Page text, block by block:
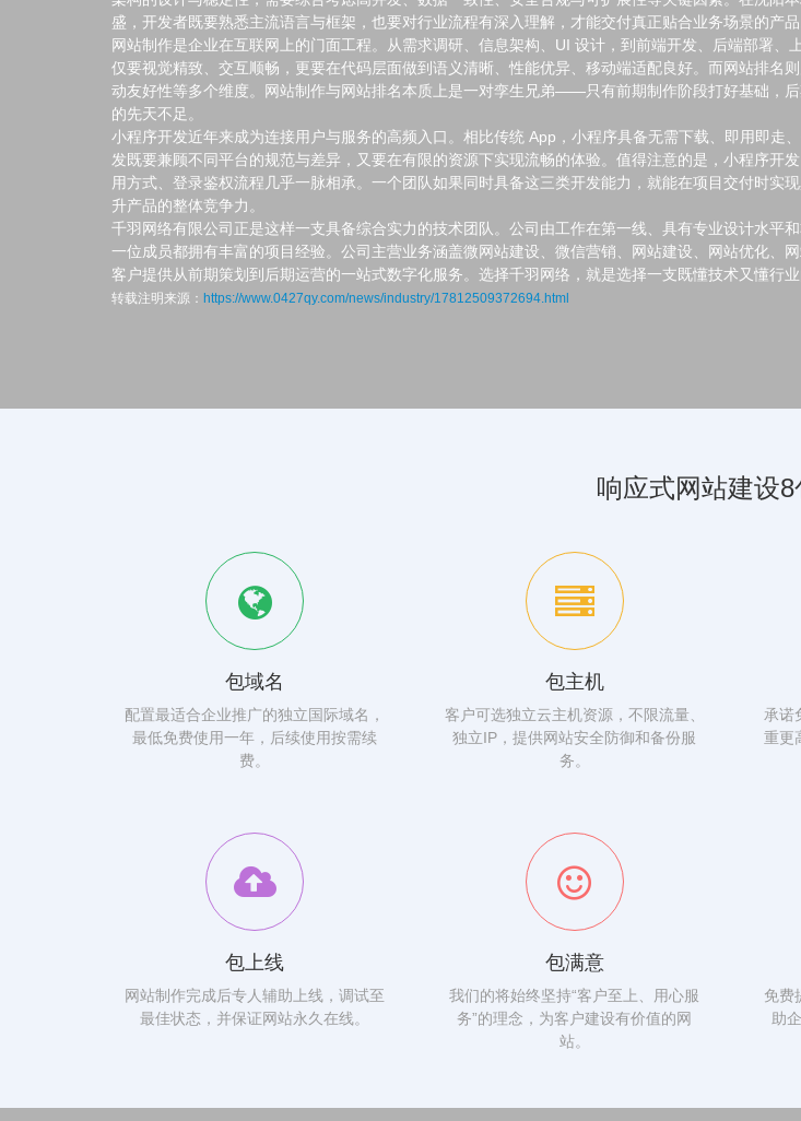
盛，开发者既要熟悉主流语言与框架，也要对行业流程有深入理解，才能交付真正贴合业务场景的产品
网站制作是企业在互联网上的门面工程。从需求调研、信息架构、UI 设计，到前端开发、后端部署
仅要视觉精致、交互顺畅，更要在代码层面做到语义清晰、性能优异、移动端适配良好。而网站排名
动友好性等多个维度。网站制作与网站排名本质上是一对孪生兄弟——只有前期制作阶段打好基础，
的先天不足。
小程序开发近年来成为连接用户与服务的高频入口。相比传统 App，小程序具备无需下载、即用即
发既要兼顾不同平台的规范与差异，又要在有限的资源下实现流畅的体验。值得注意的是，小程序
用方式、登录鉴权流程几乎一脉相承。一个团队如果同时具备这三类开发能力，就能在项目交付时
升产品的整体竞争力。
千羽网络有限公司正是这样一支具备综合实力的技术团队。公司由工作在第一线、具有专业设计水
一位成员都拥有丰富的项目经验。公司主营业务涵盖微网站建设、微信营销、网站建设、网站优化、
客户提供从前期策划到后期运营的一站式数字化服务。选择千羽网络，就是选择一支既懂技术又懂行业
转载注明来源： https://www.0427qy.com/news/industry/17812509372694.html
响应式网站建设8
包域名
配置最适合企业推广的独立国际域名，
最低免费使用一年，后续使用按需续
费。
包主机
客户可选独立云主机资源，不限流量、
独立IP，提供网站安全防御和备份服
务。
承诺
重更
包上线
网站制作完成后专人辅助上线，调试至
最佳状态，并保证网站永久在线。
包满意
我们的将始终坚持“客户至上、用心服
务”的理念，为客户建设有价值的网
站。
免费
助